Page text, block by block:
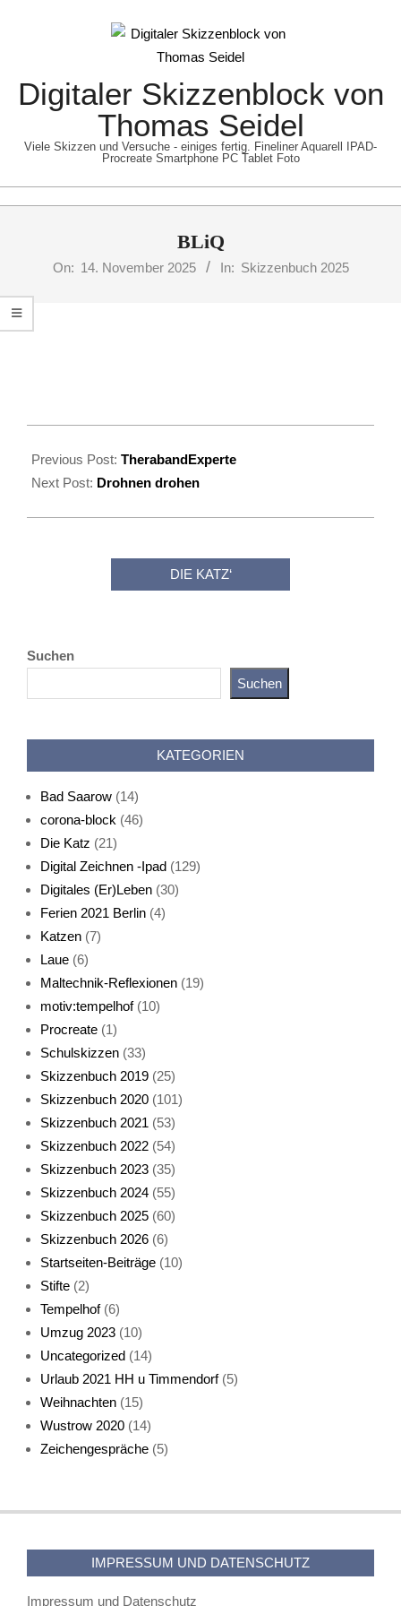
Digitaler Skizzenblock von
Thomas Seidel
Viele Skizzen und Versuche - einiges fertig. Fineliner Aquarell IPAD-
Procreate Smartphone PC Tablet Foto
BLiQ
On: 14. November 2025 In: Skizzenbuch 2025
11-
14
Previous Post: TherabandExperte
Next Post: Drohnen drohen
DIE KATZ‘
Live-Cat
Katze sturmerprobt
Suchen
Suchen
KATEGORIEN
Bad Saarow (14)
corona-block (46)
Die Katz (21)
Digital Zeichnen -Ipad (129)
Digitales (Er)Leben (30)
Ferien 2021 Berlin (4)
Katzen (7)
Laue (6)
Maltechnik-Reflexionen (19)
motiv:tempelhof(10)
Procreate (1)
Schulskizzen (33)
Skizzenbuch 2019 (25)
Skizzenbuch 2020 (101)
Skizzenbuch 2021 (53)
Skizzenbuch 2022 (54)
Skizzenbuch 2023 (35)
Skizzenbuch 2024 (55)
Skizzenbuch 2025 (60)
Skizzenbuch 2026 (6)
Startseiten-Beiträge (10)
Stifte (2)
Tempelhof(6)
Umzug 2023 (10)
Uncategorized (14)
Urlaub 2021 HH u Timmendorf(5)
Weihnachten (15)
Wustrow 2020 (14)
Zeichengespräche (5)
IMPRESSUM UND DATENSCHUTZ
Impressum und Datenschutz